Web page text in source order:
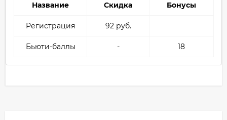
Название Скидка Бонусы
Регистрация 92 руб.
Бьюти-баллы - 18